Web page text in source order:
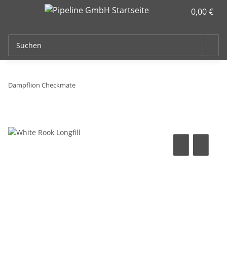
0,00 €
Dampflion Checkmate